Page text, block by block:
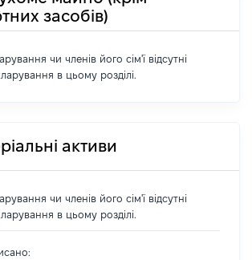
засобів)
чи членів його сім'ї відсутні
в цьому розділі.
активи
чи членів його сім'ї відсутні
в цьому розділі.